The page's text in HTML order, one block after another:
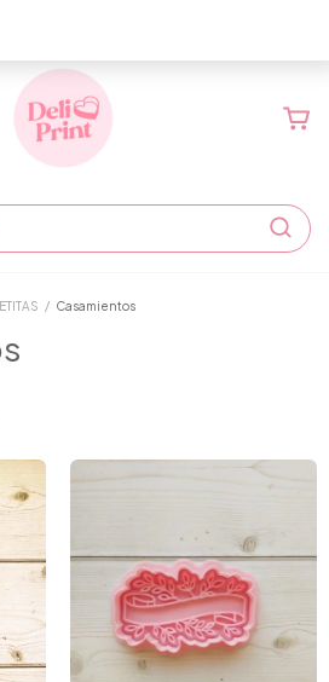
hasta 6 días hábiles
/ Casamientos